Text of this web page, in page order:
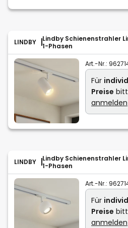
LINDBY
Lindby Schienenstrahler
1-Phasen
Art.-Nr.:
Für
Preise
anmelden
LINDBY
Lindby Schienenstrahler
1-Phasen
Art.-Nr.:
Für
Preise
anmelden